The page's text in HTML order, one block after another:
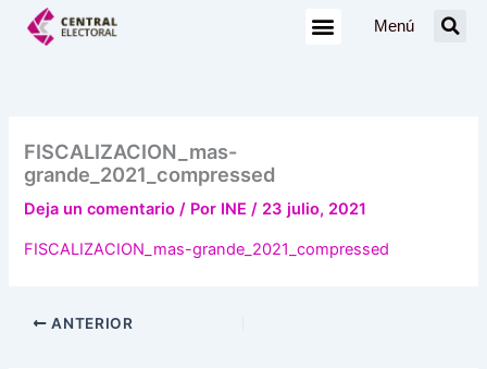
Menú
FISCALIZACION_mas-
grande_2021_compressed
Deja un comentario / Por INE/ 23 julio, 2021
FISCALIZACION_mas-grande_2021_compressed
ANTERIOR